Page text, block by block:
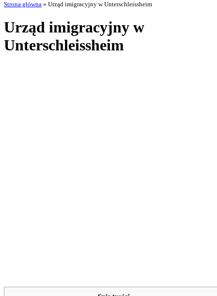
Strona główna » Urząd imigracyjny w Unterschleissheim
Urząd imigracyjny w
Unterschleissheim